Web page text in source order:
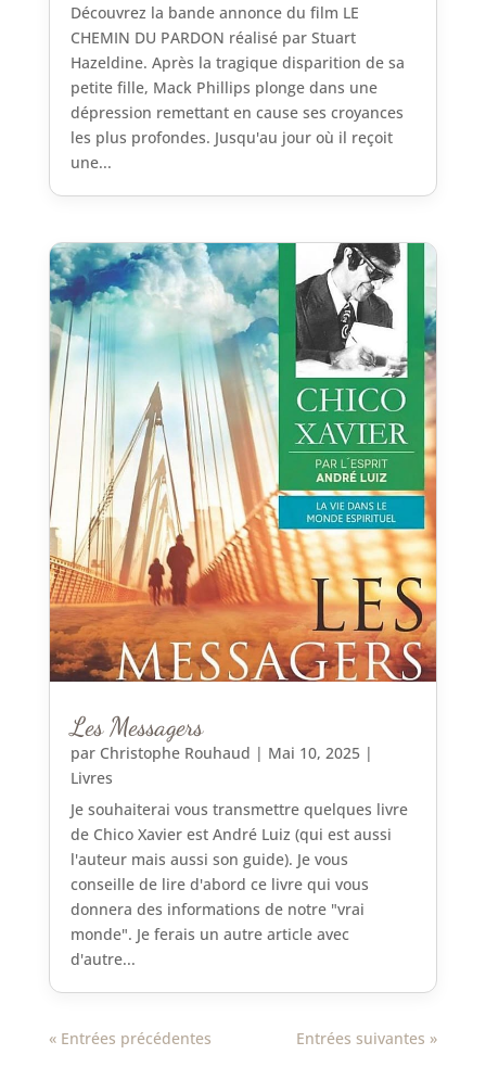
Découvrez la bande annonce du film LE
CHEMIN DU PARDON réalisé par Stuart
Hazeldine. Après la tragique disparition de sa
petite fille, Mack Phillips plonge dans une
dépression remettant en cause ses croyances
les plus profondes. Jusqu'au jour où il reçoit
une...
Les Messagers
par Christophe Rouhaud | Mai 10, 2025|
Livres
Je souhaiterai vous transmettre quelques livre
de Chico Xavier est André Luiz (qui est aussi
l'auteur mais aussi son guide). Je vous
conseille de lire d'abord ce livre qui vous
donnera des informations de notre "vrai
monde". Je ferais un autre article avec
d'autre...
« Entrées précédentes Entrées suivantes »